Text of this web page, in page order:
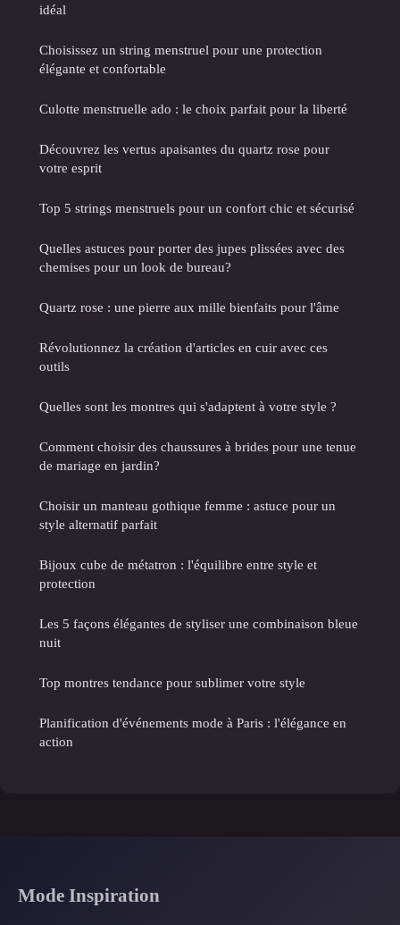
idéal
Choisissez un string menstruel pour une protection
élégante et confortable
Culotte menstruelle ado : le choix parfait pour la liberté
Découvrez les vertus apaisantes du quartz rose pour
votre esprit
Top 5 strings menstruels pour un confort chic et sécurisé
Quelles astuces pour porter des jupes plissées avec des
chemises pour un look de bureau?
Quartz rose : une pierre aux mille bienfaits pour l'âme
Révolutionnez la création d'articles en cuir avec ces
outils
Quelles sont les montres qui s'adaptent à votre style ?
Comment choisir des chaussures à brides pour une tenue
de mariage en jardin?
Choisir un manteau gothique femme : astuce pour un
style alternatif parfait
Bijoux cube de métatron : l'équilibre entre style et
protection
Les 5 façons élégantes de styliser une combinaison bleue
nuit
Top montres tendance pour sublimer votre style
Planification d'événements mode à Paris : l'élégance en
action
Mode Inspiration